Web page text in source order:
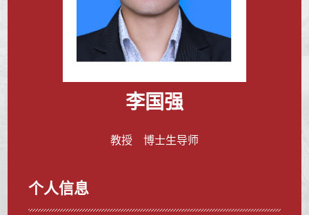
李国强
教授 博士生导师
个人信息